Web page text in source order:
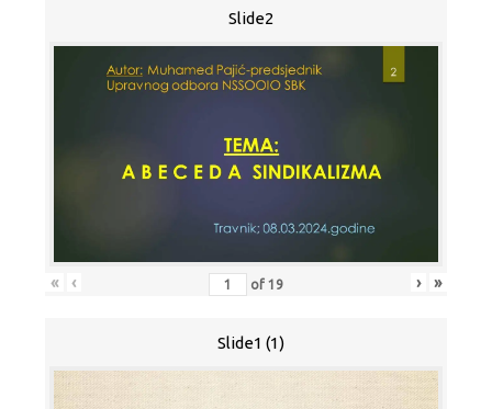
Slide2
« ‹ of 19 › »
Slide1 (1)